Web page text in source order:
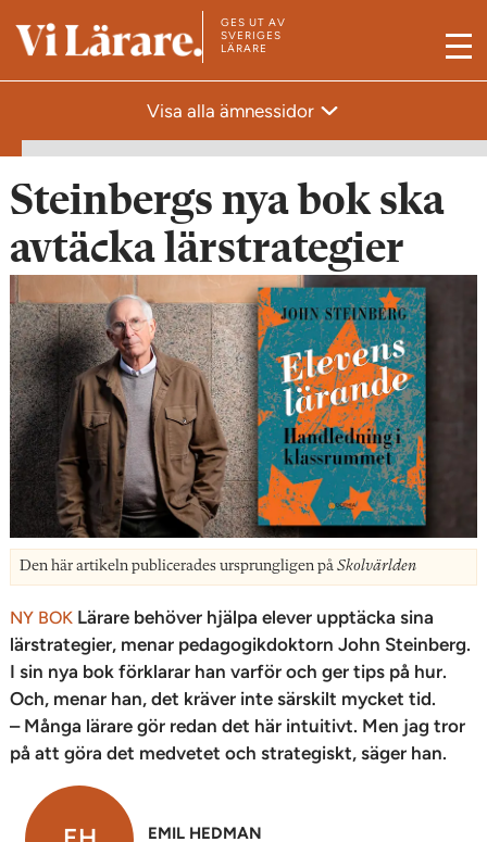
T
s
t
a
r
t
s
i
d
a
n
GES UT AV
SVERIGES
LÄRARE
M
Visa alla ämnessidor
Steinbergs nya bok ska
avtäcka lärstrategier
Den här artikeln publicerades ursprungligen på Skolvärlden
NY BOK Lärare behöver hjälpa elever upptäcka sina
lärstrategier, menar pedagogikdoktorn John Steinberg.
I sin nya bok förklarar han varför och ger tips på hur.
Och, menar han, det kräver inte särskilt mycket tid.
– Många lärare gör redan det här intuitivt. Men jag tror
på att göra det medvetet och strategiskt, säger han.
EH
EMIL HEDMAN